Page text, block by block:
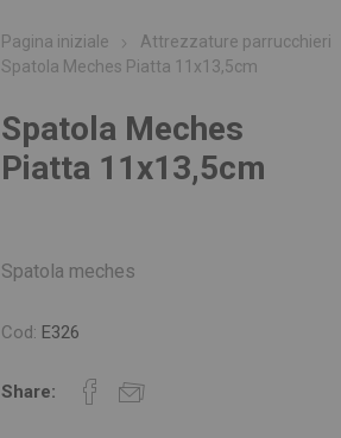
Pagina iniziale Attrezzature parrucchieri
Spatola Meches Piatta 11x13,5cm
Spatola Meches
Piatta 11x13,5cm
Spatola meches
Cod: E326
Share: